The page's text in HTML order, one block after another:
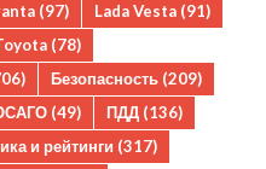
(97) Lada Vesta (91)
(78)
Безопасность (209)
(49) ПДД (136)
и рейтинги (317)